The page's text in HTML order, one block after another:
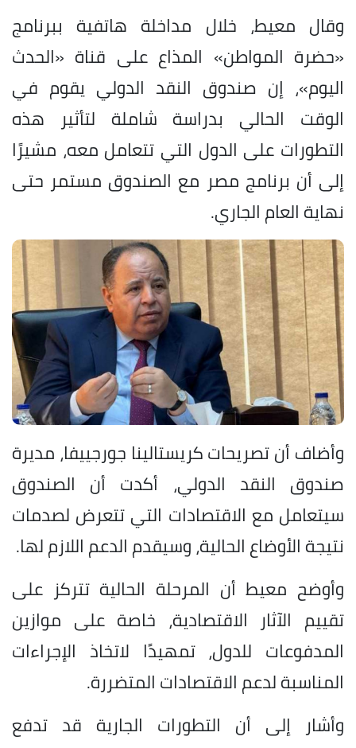
وقال معيط، خلال مداخلة هاتفية ببرنامج
«حضرة المواطن» المذاع على قناة «الحدث
اليوم»، إن صندوق النقد الدولي يقوم في
الوقت الحالي بدراسة شاملة لتأثير هذه
التطورات على الدول التي تتعامل معه، مشيرًا
إلى أن برنامج مصر مع الصندوق مستمر حتى
نهاية العام الجاري.
وأضاف أن تصريحات كريستالينا جورجييفا، مديرة
صندوق النقد الدولي، أكدت أن الصندوق
سيتعامل مع الاقتصادات التي تتعرض لصدمات
نتيجة الأوضاع الحالية، وسيقدم الدعم اللازم لها.
وأوضح معيط أن المرحلة الحالية تتركز على
تقييم الآثار الاقتصادية، خاصة على موازين
المدفوعات للدول، تمهيدًا لاتخاذ الإجراءات
المناسبة لدعم الاقتصادات المتضررة.
وأشار إلى أن التطورات الجارية قد تدفع